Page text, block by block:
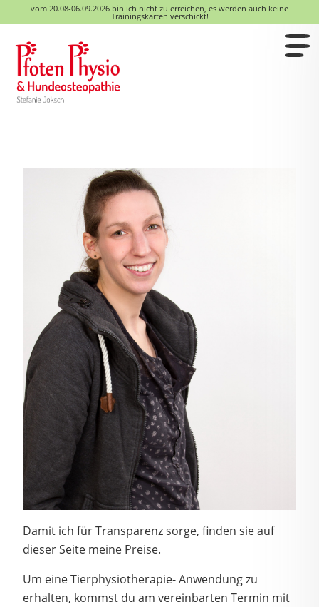
vom 20.08-06.09.2026 bin ich nicht zu erreichen, es werden auch keine
Trainingskarten verschickt!
Damit ich für Transparenz sorge, finden sie auf
dieser Seite meine Preise.
Um eine Tierphysiotherapie- Anwendung zu
erhalten, kommst du am vereinbarten Termin mit